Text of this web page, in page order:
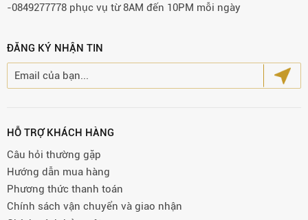
-0849277778 phục vụ từ 8AM đến 10PM mỗi ngày
ĐĂNG KÝ NHẬN TIN
HỖ TRỢ KHÁCH HÀNG
Câu hỏi thường gặp
Hướng dẫn mua hàng
Phương thức thanh toán
Chính sách vận chuyển và giao nhận